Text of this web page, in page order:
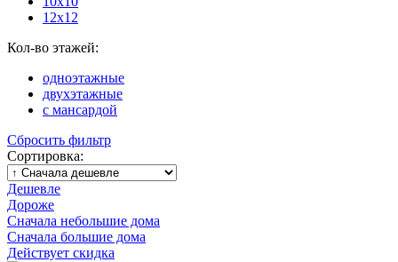
12x12
Кол-во этажей:
одноэтажные
двухэтажные
с мансардой
Сбросить фильтр
Сортировка:
Дешевле
Дороже
Сначала небольшие дома
Сначала большие дома
Действует скидка